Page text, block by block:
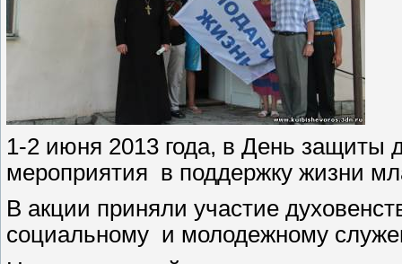
1-2 июня 2013 года, в День защиты
мероприятия в поддержку жизни
В акции приняли участие
социальному и молодежному